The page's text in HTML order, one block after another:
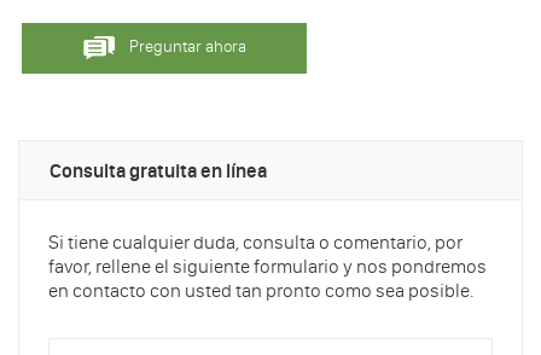
Preguntar ahora
Consulta gratuita en línea
Si tiene cualquier duda, consulta o comentario, por
favor, rellene el siguiente formulario y nos pondremos
en contacto con usted tan pronto como sea posible.